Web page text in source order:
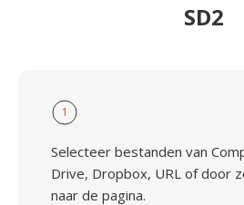
SD2
1
Selecteer bestanden van
Drive, Dropbox, URL of door
naar de pagina.